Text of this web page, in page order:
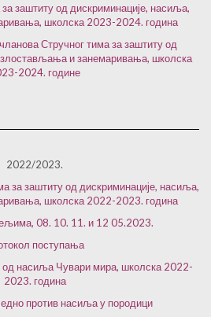
заштиту од дискриминације, насиља,
школска 2023-2024. година
Стручног тима за заштиту од
и занемаривања, школска
2024. године
2022/2023.
за заштиту од дискриминације, насиља,
школска 2022-2023. година
08. 10. 11. и 12 05.2023.
поступања
насиља Чувари мира, школска 2022-
2023. година
против насиља у породици